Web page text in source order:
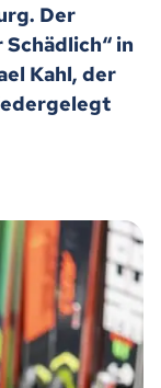
Der
in
Kahl, der